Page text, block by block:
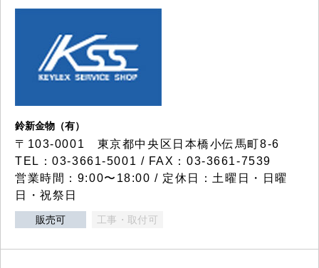
鈴新金物（有）
〒103-0001 東京都中央区日本橋小伝馬町8-6
TEL：03-3661-5001 / FAX：03-3661-7539
営業時間：9:00〜18:00 / 定休日：土曜日・日曜
日・祝祭日
販売可 工事・取付可